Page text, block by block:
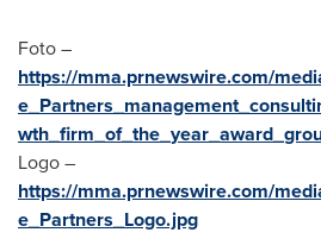
Foto –
https://mma.prnewswire.com/
Logo –
https://mma.prnewswire.com/
e_Partners_Logo.jpg